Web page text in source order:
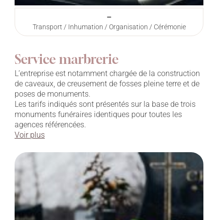
–
Transport / Inhumation / Organisation / Cérémonie
Service marbrerie
L’entreprise est notamment chargée de la construction
de caveaux, de creusement de fosses pleine terre et de
poses de monuments.
Les tarifs indiqués sont présentés sur la base de trois
monuments funéraires identiques pour toutes les
agences référencées.
Voir plus